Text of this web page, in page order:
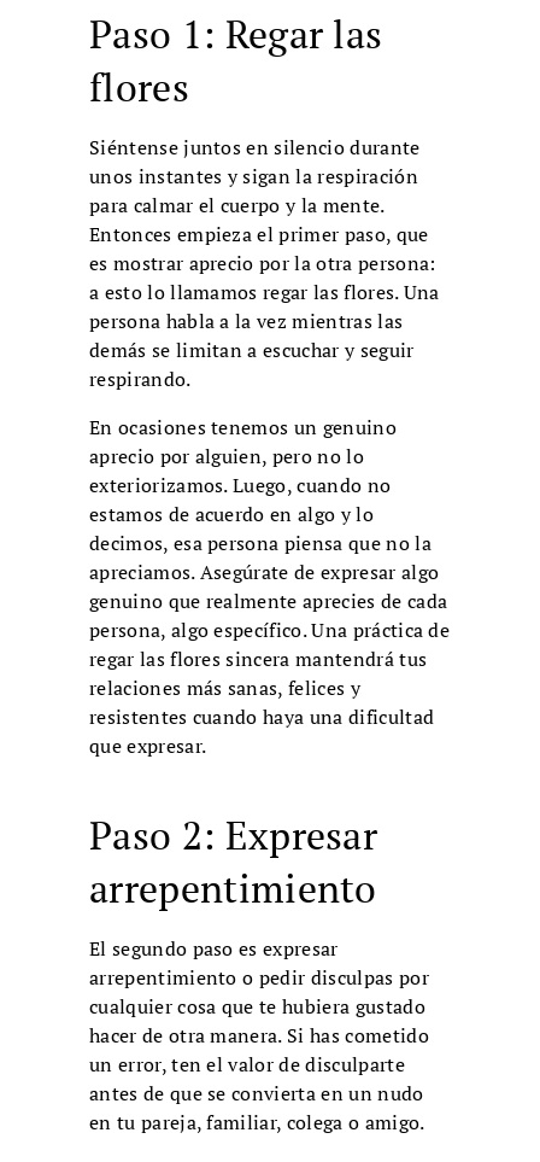
Paso 1: Regar las
flores
Siéntense juntos en silencio durante
unos instantes y sigan la respiración
para calmar el cuerpo y la mente.
Entonces empieza el primer paso, que
es mostrar aprecio por la otra persona:
a esto lo llamamos regar las flores. Una
persona habla a la vez mientras las
demás se limitan a escuchar y seguir
respirando.
En ocasiones tenemos un genuino
aprecio por alguien, pero no lo
exteriorizamos. Luego, cuando no
estamos de acuerdo en algo y lo
decimos, esa persona piensa que no la
apreciamos. Asegúrate de expresar algo
genuino que realmente aprecies de cada
persona, algo específico. Una práctica de
regar las flores sincera mantendrá tus
relaciones más sanas, felices y
resistentes cuando haya una dificultad
que expresar.
Paso 2: Expresar
arrepentimiento
El segundo paso es expresar
arrepentimiento o pedir disculpas por
cualquier cosa que te hubiera gustado
hacer de otra manera. Si has cometido
un error, ten el valor de disculparte
antes de que se convierta en un nudo
en tu pareja, familiar, colega o amigo.